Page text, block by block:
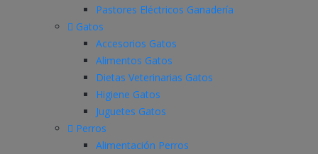
Pastores Eléctricos Ganadería
Gatos
Accesorios Gatos
Alimentos Gatos
Dietas Veterinarias Gatos
Higiene Gatos
Juguetes Gatos
Perros
Alimentación Perros